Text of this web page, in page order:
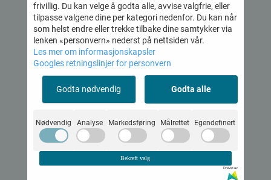
Om oss
Voss Musikk AS
5710 Skulestadmo
Org. nr. 995 127 040 mva
930 54 931
butikk@vossmusikk.no
Kundeservice
Kontakt oss
Kjøpsbetingelser
frivillig. Du kan velge å godta alle, avvise valgfrie, eller
tilpasse valgene dine per kategori nedenfor. Du kan når
som helst endre eller trekke tilbake dine samtykker via
lenken «personvern» nederst på nettsiden vår.
Les mer om informasjonskapsler
Googles retningslinjer for personvern
Godta nødvendig Godta alle
Nødvendig Analyse Markedsføring Målrettet Egendefinert
Bekreft valg
Drevet av